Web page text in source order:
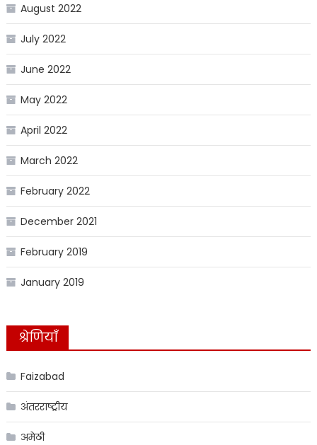
August 2022
July 2022
June 2022
May 2022
April 2022
March 2022
February 2022
December 2021
February 2019
January 2019
श्रेणियाँ
Faizabad
अंतरराष्ट्रीय
अमेठी